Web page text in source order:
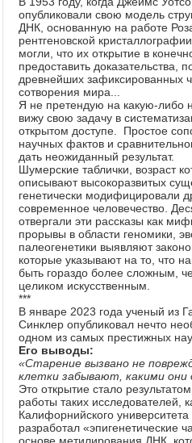
опубликовали свою модель
ДНК, основанную на работе
рентгеновской
могли, что их открытие в
предоставить доказательства,
древнейших зафиксированных
сотворения мира...
Я не претендую на какую-либо
вижу свою задачу в
открытом доступе. Простое
научных фактов и
дать неожиданный результат.
Шумерские таблички, возраст
описывают высокоразвитых
генетически модифицировали
современное человечество.
отвергали эти рассказы как
прорывы в области геномики,
палеогенетики выявляют
которые указывают на то, что
быть гораздо более сложным,
целиком искусственным.
***
В январе 2023 года ученый из
Синклер опубликовал нечто
одном из самых престижных
Его выводы:
«Старение вызвано не
клетки забывают, какими
Это открытие стало
работы таких исследователей,
Калифорнийского
разработал «эпигенетические